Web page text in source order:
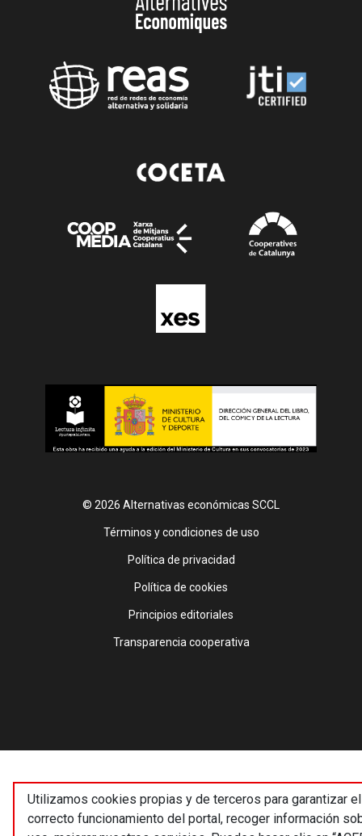
Utilizamos cookies propias y de terceros para garantizar el
correcto funcionamiento del portal, recoger información
© 2026 Alternativas económicas SCCL
Footer
Términos y condiciones de uso
Política de privacidad
Política de cookies
Principios editoriales
Transparencia cooperativa